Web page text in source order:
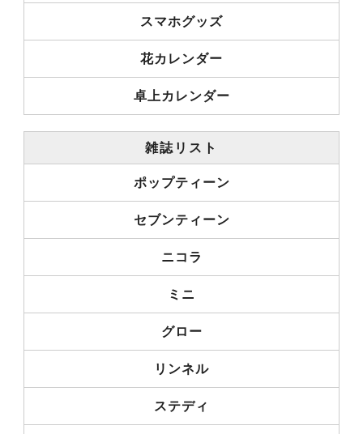
スマホグッズ
花カレンダー
卓上カレンダー
雑誌リスト
ポップティーン
セブンティーン
ニコラ
ミニ
グロー
リンネル
ステディ